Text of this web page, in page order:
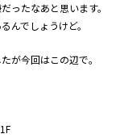
ったなあと思います。
んでしょうけど。
が今回はこの辺で。